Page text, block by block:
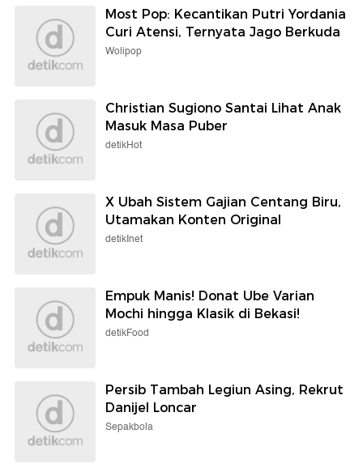
Most Pop: Kecantikan Putri Yordania
Curi Atensi, Ternyata Jago Berkuda
Wolipop
Christian Sugiono Santai Lihat Anak
Masuk Masa Puber
detikHot
X Ubah Sistem Gajian Centang Biru,
Utamakan Konten Original
detikInet
Empuk Manis! Donat Ube Varian
Mochi hingga Klasik di Bekasi!
detikFood
Persib Tambah Legiun Asing, Rekrut
Danijel Loncar
Sepakbola